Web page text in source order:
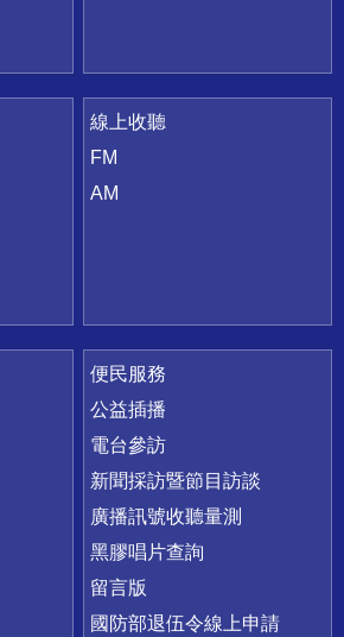
線上收聽
FM
AM
便民服務
公益插播
電台參訪
新聞採訪暨節目訪談
廣播訊號收聽量測
黑膠唱片查詢
留言版
國防部退伍令線上申請